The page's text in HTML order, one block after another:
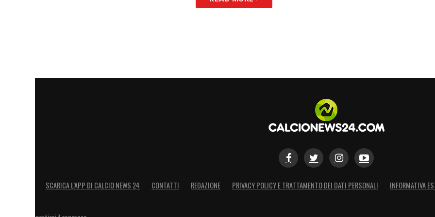
SCARICA L’APP DI CALCIO NEWS 24 CONTATTI REDAZIONE PRIVACY POLICY E TRATTAMENTO DEI DATI PERSONALI INFORMATIVA